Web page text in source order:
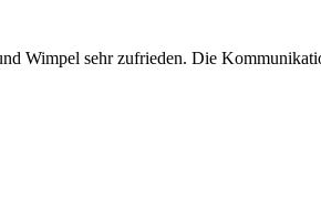
Wimpel sehr zufrieden. Die